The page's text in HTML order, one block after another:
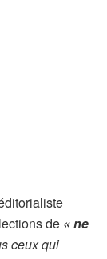
de « ne
ceux qui